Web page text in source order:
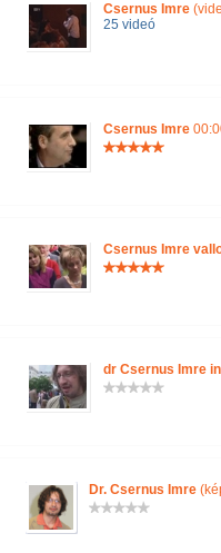
Csernus Imre
25 videó
Csernus Imre
Csernus Imre
dr Csernus Imre
Dr. Csernus Imre